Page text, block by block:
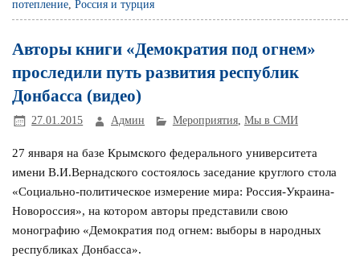
потепление,Россия и турция
Авторы книги «Демократия под огнем»
проследили путь развития республик
Донбасса (видео)
27.01.2015 Админ Мероприятия, Мы в СМИ
27 января на базе Крымского федерального университета
имени В.И.Вернадского состоялось заседание круглого стола
«Социально-политическое измерение мира: Россия-Украина-
Новороссия», на котором авторы представили свою
монографию «Демократия под огнем: выборы в народных
республиках Донбасса».